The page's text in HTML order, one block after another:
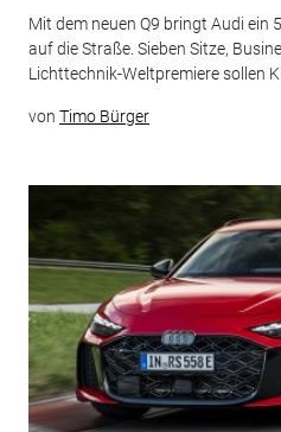
Mit dem neuen Q9 bringt Audi ein
auf die Straße. Sieben Sitze,
Lichttechnik-Weltpremiere sollen
von Timo Bürger